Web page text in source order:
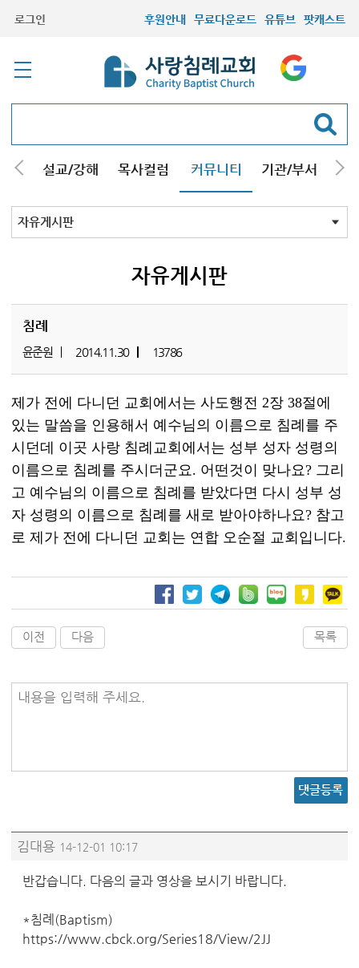
로그인 후원안내 무료다운로드 유튜브 팟캐스트
내 설교/강해 목사컬럼 커뮤니티 기관/부서 선
최근등록자료
자유게시판
자유게시판
침례
윤준원 2014.11.30 13786
제가 전에 다니던 교회에서는 사도행전 2장 38절에
있는 말씀을 인용해서 예수님의 이름으로 침례를 주
시던데 이곳 사랑 침례교회에서는 성부 성자 성령의
이름으로 침례를 주시더군요. 어떤것이 맞나요? 그리
고 예수님의 이름으로 침례를 받았다면 다시 성부 성
자 성령의 이름으로 침례를 새로 받아야하나요? 참고
로 제가 전에 다니던 교회는 연합 오순절 교회입니다.
이전 다음 목록
내용을 입력해 주세요.
댓글등록
김대용 14-12-01 10:17
반갑습니다. 다음의 글과 영상을 보시기 바랍니다.
*침례(Baptism)
https://www.cbck.org/Series18/View/2JJ